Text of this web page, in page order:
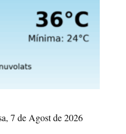
7 de Agost de 2026